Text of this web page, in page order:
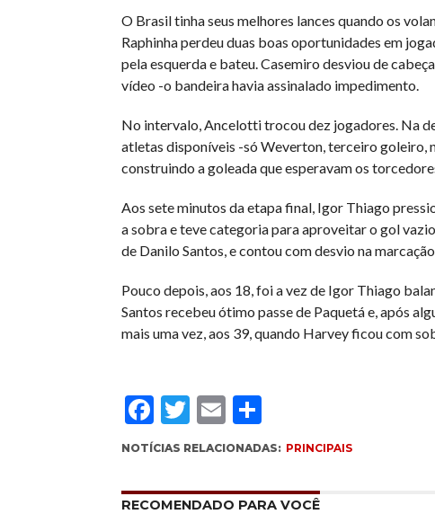
O Brasil tinha seus melhores lances quando os
Raphinha perdeu duas boas oportunidades em
pela esquerda e bateu. Casemiro desviou de
vídeo -o bandeira havia assinalado impedimento.
No intervalo, Ancelotti trocou dez jogadores. Na
atletas disponíveis -só Weverton, terceiro goleiro,
construindo a goleada que esperavam os
Aos sete minutos da etapa final, Igor Thiago
a sobra e teve categoria para aproveitar o gol
de Danilo Santos, e contou com desvio na
Pouco depois, aos 18, foi a vez de Igor Thiago
Santos recebeu ótimo passe de Paquetá e, após
mais uma vez, aos 39, quando Harvey ficou com
Facebook
Twitter
EmailCompartilhar
NOTÍCIAS RELACIONADAS: PRINCIPAIS
RECOMENDADO PARA VOCÊ